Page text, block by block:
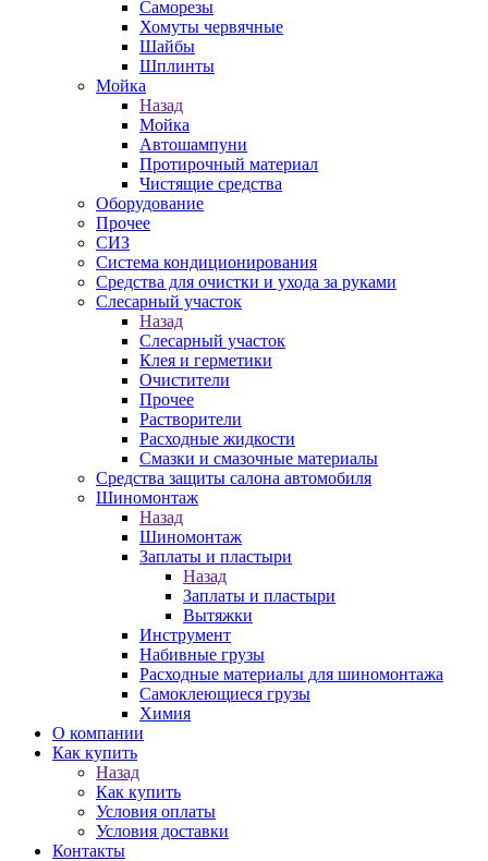
Саморезы
Хомуты червячные
Шайбы
Шплинты
Мойка
Назад
Мойка
Автошампуни
Протирочный материал
Чистящие средства
Оборудование
Прочее
СИЗ
Система кондиционирования
Средства для очистки и ухода за руками
Слесарный участок
Назад
Слесарный участок
Клея и герметики
Очистители
Прочее
Растворители
Расходные жидкости
Смазки и смазочные материалы
Средства защиты салона автомобиля
Шиномонтаж
Назад
Шиномонтаж
Заплаты и пластыри
Назад
Заплаты и пластыри
Вытяжки
Инструмент
Набивные грузы
Расходные материалы для шиномонтажа
Самоклеющиеся грузы
Химия
О компании
Как купить
Назад
Как купить
Условия оплаты
Условия доставки
Контакты